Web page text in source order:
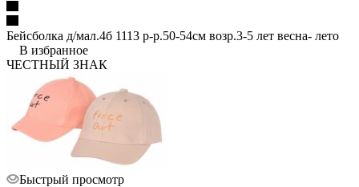
Бейсболка д/мал.4б 1113 р-р.50-54см возр.3-5 лет весна- лето
В избранное
ЧЕСТНЫЙ ЗНАК
Быстрый просмотр